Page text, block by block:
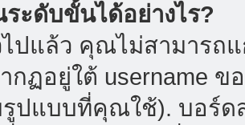
ระดับขั้นได้อย่างไร?
ปแล้ว คุณไม่สามารถ
กฏอยู่ใต้ username
ปแบบที่คุณใช้). บอร์ด